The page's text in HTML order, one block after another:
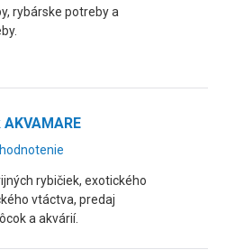
rybárske potreby a
rybičiek, exotického
vtáctva, predaj
a akvárií.